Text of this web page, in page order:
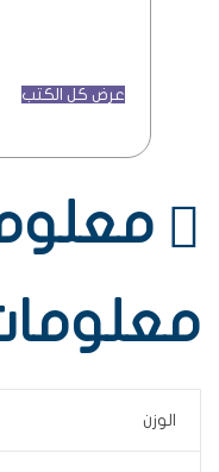
عرض كل الكتب
الوزن